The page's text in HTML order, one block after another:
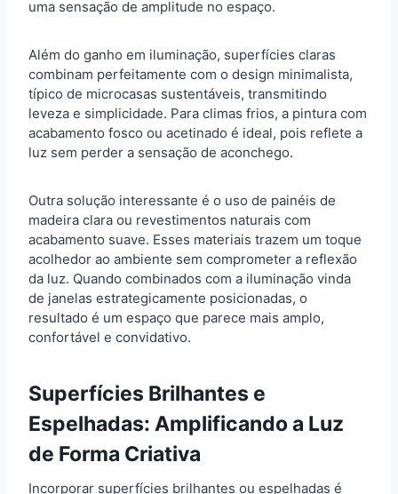
uma sensação de amplitude no espaço.
Além do ganho em iluminação, superfícies claras
combinam perfeitamente com o design minimalista,
típico de microcasas sustentáveis, transmitindo
leveza e simplicidade. Para climas frios, a pintura com
acabamento fosco ou acetinado é ideal, pois reflete a
luz sem perder a sensação de aconchego.
Outra solução interessante é o uso de painéis de
madeira clara ou revestimentos naturais com
acabamento suave. Esses materiais trazem um toque
acolhedor ao ambiente sem comprometer a reflexão
da luz. Quando combinados com a iluminação vinda
de janelas estrategicamente posicionadas, o
resultado é um espaço que parece mais amplo,
confortável e convidativo.
Superfícies Brilhantes e
Espelhadas: Amplificando a Luz
de Forma Criativa
Incorporar superfícies brilhantes ou espelhadas é